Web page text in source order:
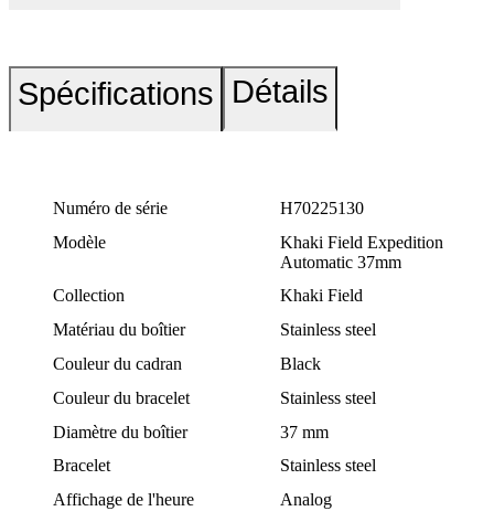
Spécifications Détails
Numéro de série
H70225130
Modèle
Khaki Field Expedition
Automatic 37mm
Collection
Khaki Field
Matériau du boîtier
Stainless steel
Couleur du cadran
Black
Couleur du bracelet
Stainless steel
Diamètre du boîtier
37 mm
Bracelet
Stainless steel
Affichage de l'heure
Analog